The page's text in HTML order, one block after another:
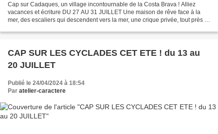
Cap sur Cadaques, un village incontournable de la Costa Brava ! Alliez
vacances et écriture DU 27 AU 31 JUILLET Une maison de rêve face à la
mer, des escaliers qui descendent vers la mer, une crique privée, tout près la
CAP SUR LES CYCLADES CET ETE ! du 13 au
20 JUILLET
Publié le 24/04/2024 à 18:54
Par atelier-caractere